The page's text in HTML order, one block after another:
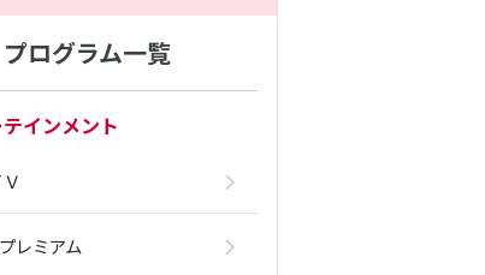
プログラム一覧
インメント
レミアム